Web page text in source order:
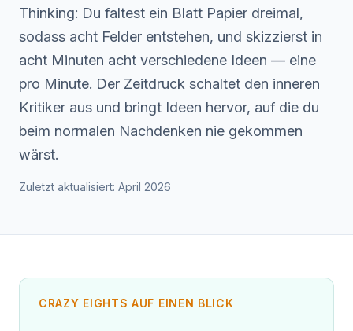
Thinking: Du faltest ein Blatt Papier dreimal,
sodass acht Felder entstehen, und skizzierst in
acht Minuten acht verschiedene Ideen — eine
pro Minute. Der Zeitdruck schaltet den inneren
Kritiker aus und bringt Ideen hervor, auf die du
beim normalen Nachdenken nie gekommen
wärst.
Zuletzt aktualisiert: April 2026
CRAZY EIGHTS AUF EINEN BLICK